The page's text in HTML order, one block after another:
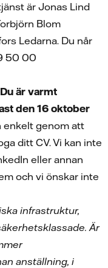
är Jonas Lind
Blom
Ledarna. Du når
50 00
är varmt
den 16 oktober
enkelt genom att
ditt CV. Vi kan inte
eller annan
och vi önskar inte
infrastruktur,
Är
anställning, i